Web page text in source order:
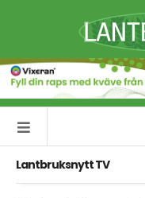
Lantbruksnytt TV